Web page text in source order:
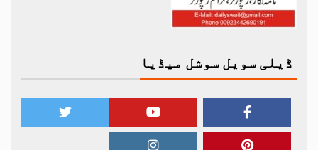
ڈیلی سویل سوشل میڈیا